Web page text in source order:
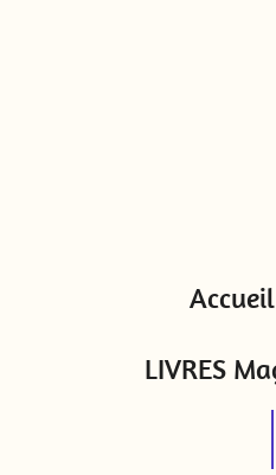
Accueil
LIVRES